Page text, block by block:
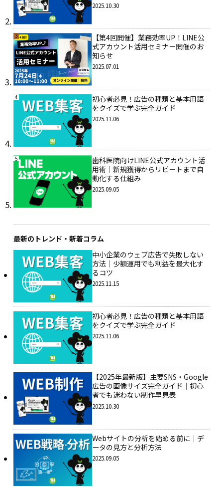
2025.10.30
3
【第4回開催】業務効率UP！LINE公
式アカウント活用セミナー開催のお
知らせ
2025.07.01
4
初心者必見！広告の種類と基本用語
をクイズで学ぶ完全ガイド
2025.11.06
5
歯科医院向けLINE公式アカウント活
用術｜新規獲得からリピートまで自
動化する仕組み
2025.09.05
最新のトレンド・新着コラム
中小企業のウェブ広告で失敗しない
方法｜少額運用でも利益を最大化す
るコツ
2025.11.15
初心者必見！広告の種類と基本用語
をクイズで学ぶ完全ガイド
2025.11.06
【2025年最新版】主要SNS・Google
広告の画像サイズ完全ガイド｜初心
者でも迷わない制作早見表
2025.10.30
Webサイトの分析を始める前に｜デ
ータの見方と分析方法
2025.09.05